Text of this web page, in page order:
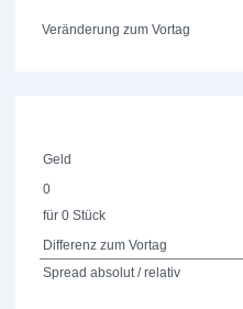
Veränderung zum Vortag
Geld
0
für 0 Stück
Differenz zum Vortag
Spread absolut / relativ